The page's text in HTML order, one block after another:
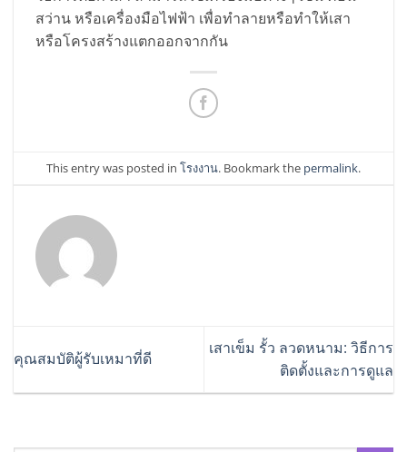
สว่าน หรือเครื่องมือไฟฟ้า เพื่อทำลายหรือทำให้เสา
หรือโครงสร้างแตกออกจากกัน
This entry was posted in โรงงาน. Bookmark the permalink.
คุณสมบัติผู้รับเหมาที่ดี
เสาเข็ม รั้ว ลวดหนาม: วิธีการ
ติดตั้งและการดูแล